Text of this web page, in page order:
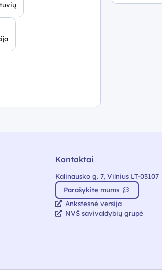
Kontaktai
Kalinausko g. 7, Vilnius LT-03107
Parašykite mums
Ankstesnė versija
NVŠ savivaldybių grupė